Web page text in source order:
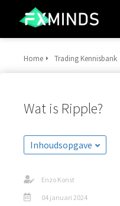
Home Trading Kennisbank
Wat is Ripple?
Inhoudsopgave
Enzo Konst
04 januari 2024
om
te